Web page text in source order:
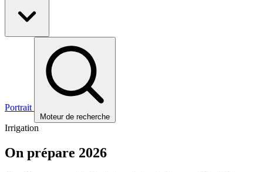
Portrait
Moteur de recherche
Irrigation
On prépare 2026